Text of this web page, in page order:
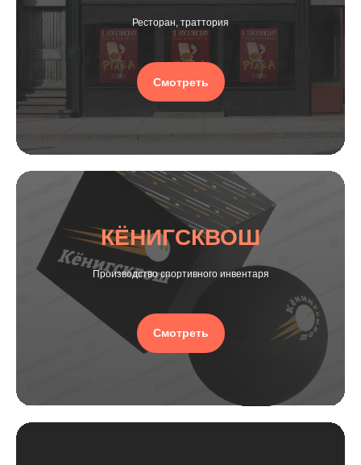
Ресторан, траттория
Смотреть
КЁНИГСКВОШ
Производство спортивного инвентаря
Смотреть